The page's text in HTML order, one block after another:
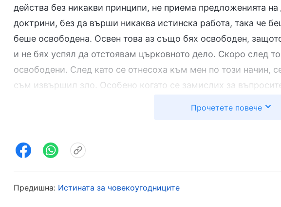
действа без никакви принципи, не приема предложенията
доктрини, без да върши никаква истинска работа, така че
беше освободена. Освен това аз също бях освободен,
и не бях успял да отстоявам църковното дело. Скоро след
освободени. След като се отнесоха към мен по този начин,
съм извършил зло. Особено когато се замислих за
проявих внимание към църковното дело. Виждах, че тя
отчаяние, като се самоосъждах и бях негативен към себе си.
Прочетете повече
Предишна: Истината за човекоугодниците